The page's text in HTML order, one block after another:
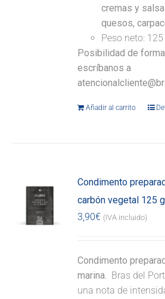
cremas y
quesos,
Peso neto: 125
Posibilidad de
escríbanos a
Añadir al carrito
Condimento
carbón vegetal 125 g
3,90€ (IVA incluido)
Condimento
marina. Bras del
una nota de